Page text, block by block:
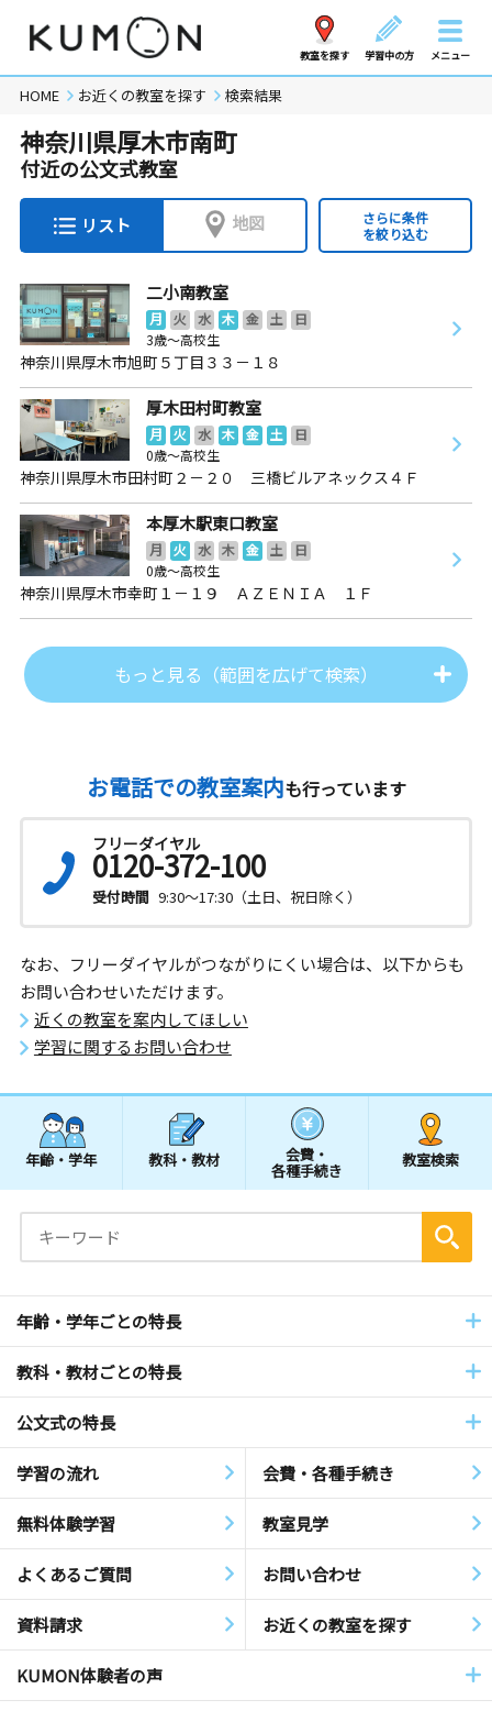
教室を探す 学習中の方 メニュー
HOME お近くの教室を探す 検索結果
神奈川県厚木市南町
付近の公文式教室
リスト 地図
さらに条件
を絞り込む
二小南教室
月 火 水 木 金 土
日
3歳～高校生
神奈川県厚木市旭町５丁目３３－１８
厚木田村町教室
月 火 水 木 金 土
日
0歳～高校生
神奈川県厚木市田村町２－２０ 三橋ビルアネックス４Ｆ
本厚木駅東口教室
月 火 水 木 金 土
日
0歳～高校生
神奈川県厚木市幸町１－１９ ＡＺＥＮＩＡ １Ｆ
もっと見る（範囲を広げて検索）
お電話での教室案内も行っています
フリーダイヤル
0120-372-100
受付時間 9:30～17:30（土日、祝日除く）
なお、フリーダイヤルがつながりにくい場合は、以下からも
お問い合わせいただけます。
近くの教室を案内してほしい
学習に関するお問い合わせ
年齢・学年 教科・教材 会費・
各種手続き
教室検索
年齢・学年ごとの特長
教科・教材ごとの特長
公文式の特長
学習の流れ 会費・各種手続き
無料体験学習 教室見学
よくあるご質問 お問い合わせ
資料請求 お近くの教室を探す
KUMON体験者の声